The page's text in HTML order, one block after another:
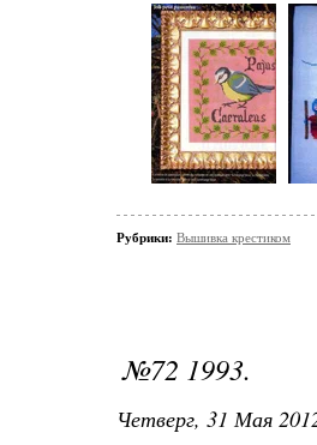
Рубрики: Вышивка крестиком
№72 1993.
Четверг, 31 Мая